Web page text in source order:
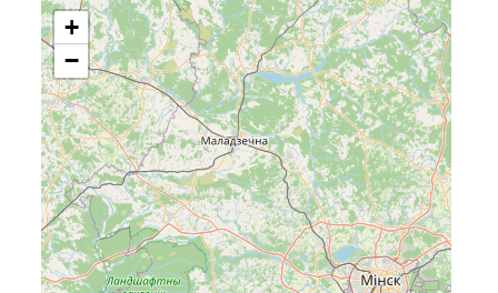
+
−